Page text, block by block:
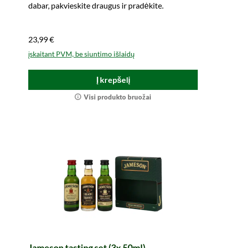
dabar, pakvieskite draugus ir pradėkite.
23,99 €
įskaitant PVM, be siuntimo išlaidų
Į krepšelį
Visi produkto bruožai